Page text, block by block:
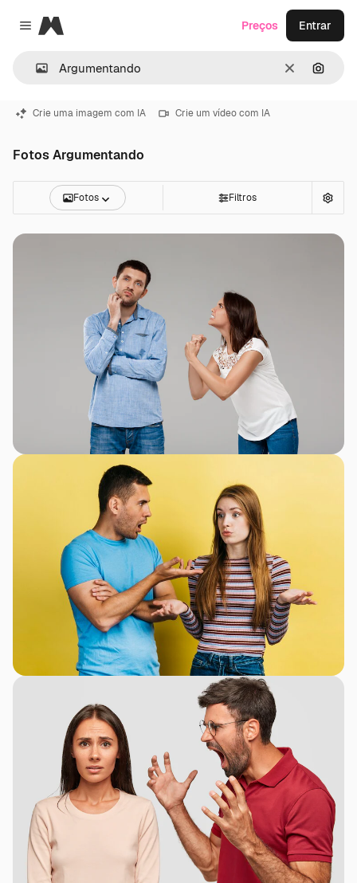
Close menu
Magnific
Limpar
Preços Entrar
Crie uma imagem com IA Crie um vídeo com IA
Fotos Argumentando
Fotos Filtros